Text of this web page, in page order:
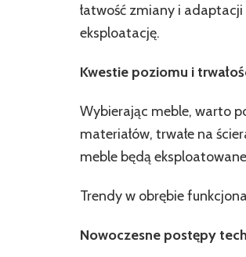
łatwość zmiany i
eksploatację.
Kwestie poziomu i
Wybierając meble, warto
materiałów, trwałe na
meble będą
Trendy w obrębie
Nowoczesne postępy